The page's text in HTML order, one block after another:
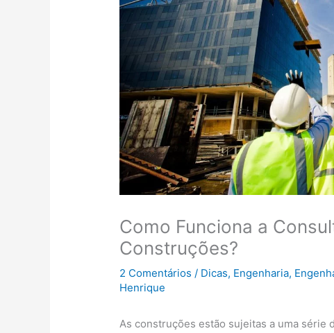
Como Funciona a
Construções?
2 Comentários / Dicas, Engenharia,
Henrique
As construções estão sujeitas a uma série